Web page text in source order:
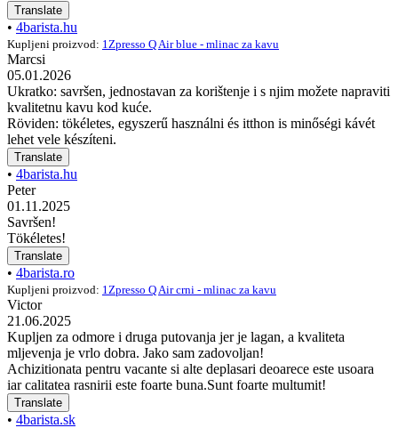
Translate
• 4barista.hu
Kupljeni proizvod: 1Zpresso Q Air blue - mlinac za kavu
Marcsi
05.01.2026
Ukratko: savršen, jednostavan za korištenje i s njim možete napraviti
kvalitetnu kavu kod kuće.
Röviden: tökéletes, egyszerű használni és itthon is minőségi kávét
lehet vele készíteni.
Translate
• 4barista.hu
Peter
01.11.2025
Savršen!
Tökéletes!
Translate
• 4barista.ro
Kupljeni proizvod: 1Zpresso Q Air crni - mlinac za kavu
Victor
21.06.2025
Kupljen za odmore i druga putovanja jer je lagan, a kvaliteta
mljevenja je vrlo dobra. Jako sam zadovoljan!
Achizitionata pentru vacante si alte deplasari deoarece este usoara
iar calitatea rasnirii este foarte buna.Sunt foarte multumit!
Translate
• 4barista.sk